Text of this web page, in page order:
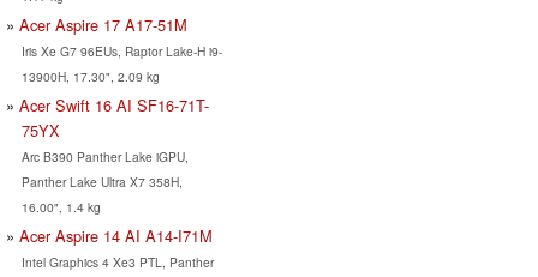
Acer Aspire 17 A17-51M
Iris Xe G7 96EUs, Raptor Lake-H i9-
13900H, 17.30", 2.09 kg
Acer Swift 16 AI SF16-71T-
75YX
Arc B390 Panther Lake iGPU,
Panther Lake Ultra X7 358H,
16.00", 1.4 kg
Acer Aspire 14 AI A14-I71M
Intel Graphics 4 Xe3 PTL, Panther